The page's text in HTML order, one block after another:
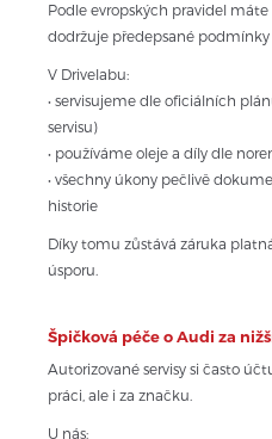
Podle evropských pravidel máte
dodržuje předepsané podmínky
V Drivelabu:
• servisujeme dle oficiálních
servisu)
• používáme oleje a díly dle
• všechny úkony pečlivě
historie
Díky tomu zůstává záruka
úsporu.
Špičková péče o Audi za
Autorizované servisy si často
práci, ale i za značku.
U nás: